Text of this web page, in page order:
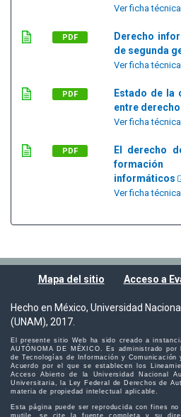
Ver ficha técnica
PDF
Derecho
de segunda
Ver ficha técnica
PDF
Estado de la
entre
Ver ficha técnica
PDF
El derecho
informáticos
Ver ficha técnica
Mapa del sitio Acceso a
Hecho en México, Universidad
(UNAM), 2017.
El presente sitio Web ha sido creado a
AUTÓNOMA DE MÉXICO. Es administrado
de Tecnologías de Información y Comunicación
Acuerdo por el que se establecen los
Acceso Abierto de la Universidad Nacional
Universitaria, la Ley Federal de Derechos de
materia de propiedad intelectual aplicable.
Esta página puede ser reproducida con fines
mutile, se cite la fuente completa y su